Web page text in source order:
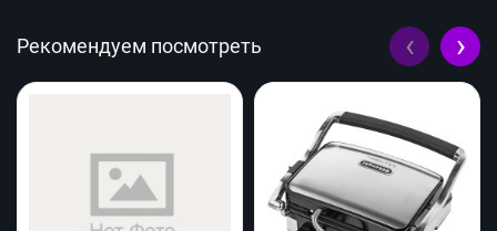
Рекомендуем посмотреть ‹ ›